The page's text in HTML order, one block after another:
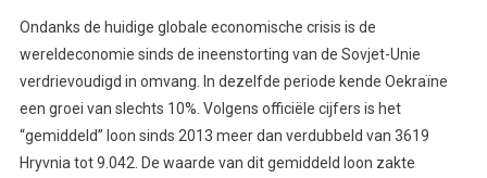
Ondanks de huidige globale economische crisis is de
wereldeconomie sinds de ineenstorting van de Sovjet-Unie
verdrievoudigd in omvang. In dezelfde periode kende Oekraïne
een groei van slechts 10%. Volgens officiële cijfers is het
“gemiddeld” loon sinds 2013 meer dan verdubbeld van 3619
Hryvnia tot 9.042. De waarde van dit gemiddeld loon zakte